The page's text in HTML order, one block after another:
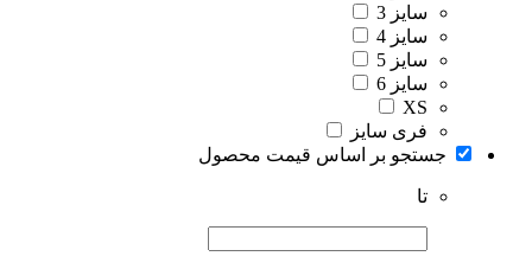
سایز 3
سایز 4
سایز 5
سایز 6
XS
فری سایز
جستجو بر اساس قیمت محصول
تا